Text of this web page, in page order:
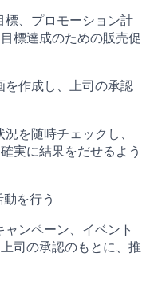
標、プロモーション計
標達成のための販売促
を作成し、上司の承認
を随時チェックし、
実に結果をだせるよう
を行う
ンペーン、イベント
司の承認のもとに、推